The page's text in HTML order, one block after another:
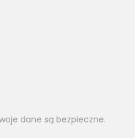
dane są bezpieczne.